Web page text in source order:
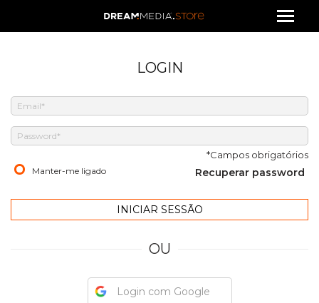
LOGIN
*Campos obrigatórios
Manter-me ligado Recuperar password
OU
Login com Google